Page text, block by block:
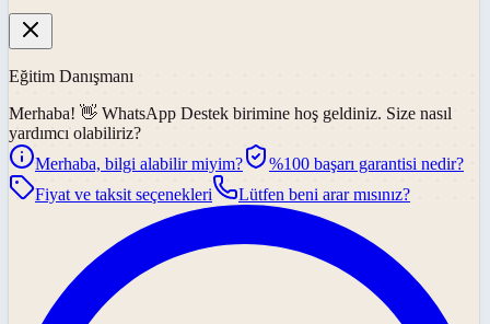
Eğitim Danışmanı
Merhaba! 👋 WhatsApp Destek birimine hoş geldiniz. Size nasıl
yardımcı olabiliriz?
Merhaba, bilgi alabilir miyim?
%100 başarı garantisi nedir?
Fiyat ve taksit seçenekleri
Lütfen beni arar mısınız?